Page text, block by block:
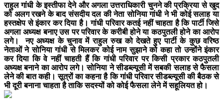
राहुल गांधी के इस्तीफा देने और अगला उत्तराधिकारी चुनने की प्रक्रिया से खुद
को अलग रखने के बाद संसदीय दल की नेता सोनिया गांधी ने भी कोई सलाह या
हस्तक्षेप से इंकार कर दिया है। गांधी परिवार कतई नहीं चाहता है कि पार्टी जिसे
अगला अध्यक्ष बनाए उस पर परिवार के करीबी होने या कठपुतली होने का आरोप
लगे। नए अध्यक्ष के चुनाव में राहुल रुख को देखते हुए पार्टी के कुछ वरिष्ठ
नेताओं ने सोनिया गांधी से मिलकर कोई नाम सुझाने को कहा तो उन्होंने इंकार
कर दिया कि वे नहीं चाहती हैं कि गांधी परिवार पर किसी प्रकार कठपुतली
अध्यक्ष बनाने का आरोप लगे। सोनिया ने सीडब्ल्यूसी में सबकी सलाह से फैसला
लेने की बात कही। सूत्रों का कहना है कि गांधी परिवार सीडब्ल्यूसी की बैठक से
भी दूरी बनाना चाहता है ताकि सदस्यों को कोई फैसला लेने में सहूलियत हो।